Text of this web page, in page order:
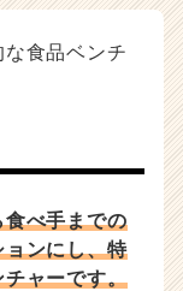
食品ベンチ
べ手までの
ンにし、特
ャーです。